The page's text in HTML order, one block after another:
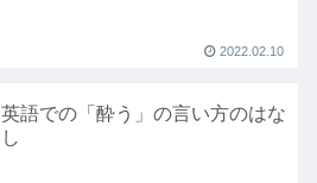
2022.02.10
英語での「酔う」の言い方のはな
し